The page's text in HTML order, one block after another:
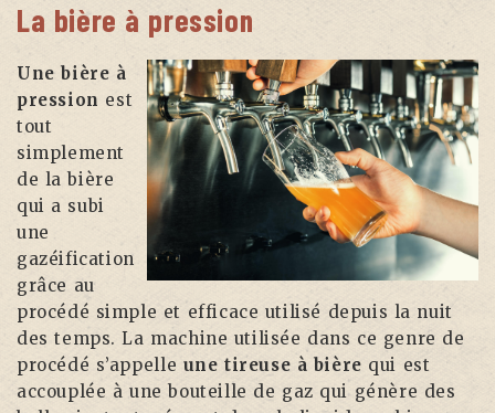
La bière à pression
Une bière à
pression est
tout
simplement
de la bière
qui a subi
une
gazéification
grâce au
procédé simple et efficace utilisé depuis la nuit
des temps. La machine utilisée dans ce genre de
procédé s’appelle une tireuse à bière qui est
accouplée à une bouteille de gaz qui génère des